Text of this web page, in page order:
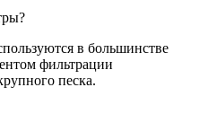
в большинстве
фильтрации
песка.